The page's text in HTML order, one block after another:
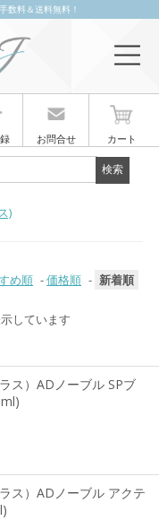
数料＆送料無料！
お問合せ カート
)
め順 -価格順 - 新着順
しています
ス）ADノーブル SPブ
ス）ADノーブル アクテ